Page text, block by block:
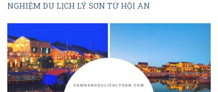
NGHIỆM DU LỊCH LÝ SƠN TỪ HỘI AN